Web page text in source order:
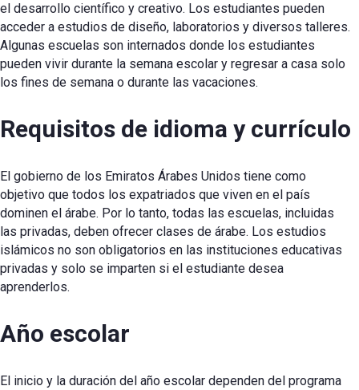
el desarrollo científico y creativo. Los estudiantes pueden
acceder a estudios de diseño, laboratorios y diversos talleres.
Algunas escuelas son internados donde los estudiantes
pueden vivir durante la semana escolar y regresar a casa solo
los fines de semana o durante las vacaciones.
Requisitos de idioma y currículo
El gobierno de los Emiratos Árabes Unidos tiene como
objetivo que todos los expatriados que viven en el país
dominen el árabe. Por lo tanto, todas las escuelas, incluidas
las privadas, deben ofrecer clases de árabe. Los estudios
islámicos no son obligatorios en las instituciones educativas
privadas y solo se imparten si el estudiante desea
aprenderlos.
Año escolar
El inicio y la duración del año escolar dependen del programa